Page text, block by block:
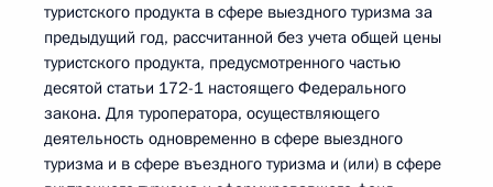
туристского продукта в сфере выездного туризма за
предыдущий год, рассчитанной без учета общей цены
туристского продукта, предусмотренного частью
десятой статьи 172-1 настоящего Федерального
закона. Для туроператора, осуществляющего
деятельность одновременно в сфере выездного
туризма и в сфере въездного туризма и (или) в сфере